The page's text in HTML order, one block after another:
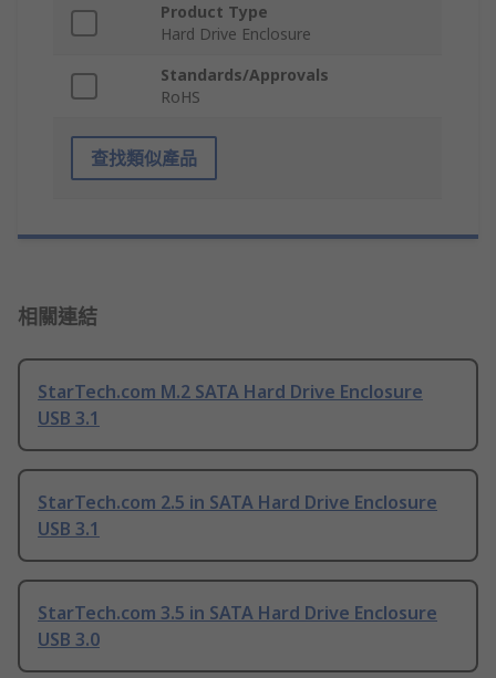
Product Type
Hard Drive Enclosure
Standards/Approvals
RoHS
查找類似產品
相關連結
StarTech.com M.2 SATA Hard Drive Enclosure
USB 3.1
StarTech.com 2.5 in SATA Hard Drive Enclosure
USB 3.1
StarTech.com 3.5 in SATA Hard Drive Enclosure
USB 3.0